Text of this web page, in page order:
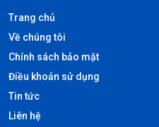
Trang chủ
Về chúng tôi
Chính sách bảo mật
Điều khoản sử dụng
Tin tức
Liên hệ